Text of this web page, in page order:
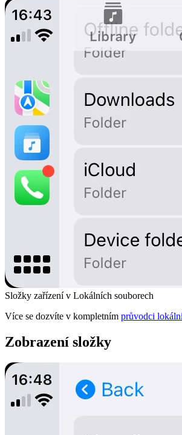
Složky zařízení v Lokálních souborech
Více se dozvíte v kompletním průvodci
Zobrazení složky